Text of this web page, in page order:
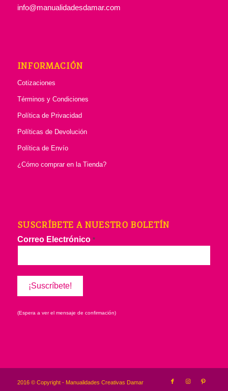
info@manualidadesdamar.com
INFORMACIÓN
Cotizaciones
Términos y Condiciones
Política de Privacidad
Políticas de Devolución
Política de Envío
¿Cómo comprar en la Tienda?
SUSCRÍBETE A NUESTRO BOLETÍN
Correo Electrónico *
(Espera a ver el mensaje de confirmación)
2016 © Copyright - Manualidades Creativas Damar